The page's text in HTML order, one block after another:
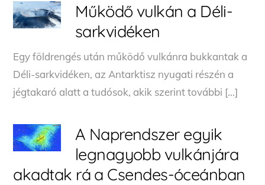
Működő vulkán a Déli-
sarkvidéken
Egy földrengés után működő vulkánra bukkantak a
Déli-sarkvidéken, az Antarktisz nyugati részén a
jégtakaró alatt a tudósok, akik szerint további […]
A Naprendszer egyik
legnagyobb vulkánjára
akadtak rá a Csendes-óceánban